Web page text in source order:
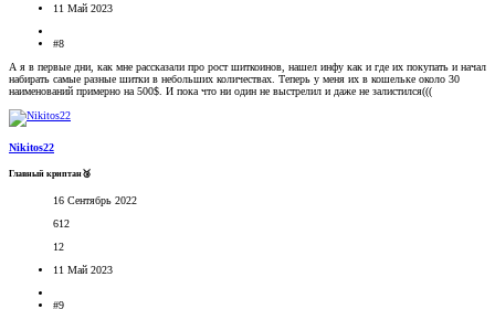
11 Май 2023
#8
А я в первые дни, как мне рассказали про рост шиткоинов, нашел инфу как и где их покупать и начал
набирать самые разные шитки в небольших количествах. Теперь у меня их в кошельке около 30
наименований примерно на 500$. И пока что ни один не выстрелил и даже не залистился(((
Nikitos22
Главный криптан🥉
16 Сентябрь 2022
612
12
11 Май 2023
#9